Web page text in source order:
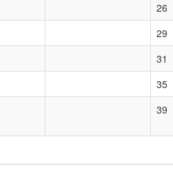
26
29
31
35
39